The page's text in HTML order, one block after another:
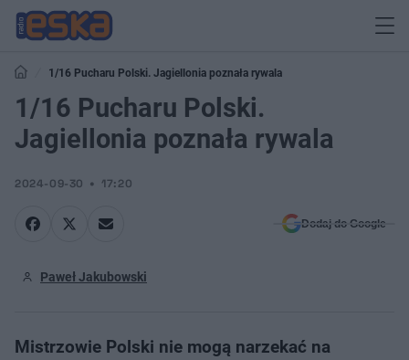
1/16 Pucharu Polski. Jagiellonia poznała rywala
1/16 Pucharu Polski.
Jagiellonia poznała rywala
2024-09-30 17:20
Dodaj do Google
Paweł Jakubowski
Mistrzowie Polski nie mogą narzekać na